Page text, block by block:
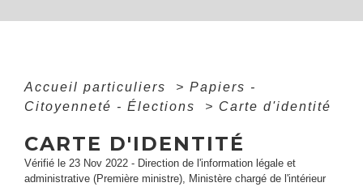
Accueil particuliers > Papiers -
Citoyenneté - Élections
> Carte d'identité
CARTE D'IDENTITÉ
Vérifié le 23 Nov 2022 - Direction de l'information légale et
administrative (Première ministre), Ministère chargé de l'intérieur